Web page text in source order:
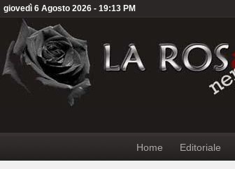
giovedì 6 Agosto 2026 - 19:13 PM
Home Editoriale